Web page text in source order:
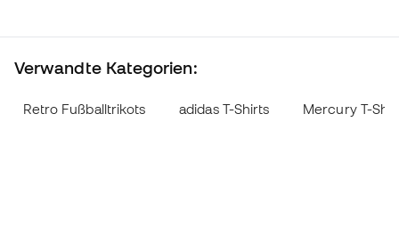
Verwandte Kategorien:
Retro Fußballtrikots adidas T-Shirts Mercury T-